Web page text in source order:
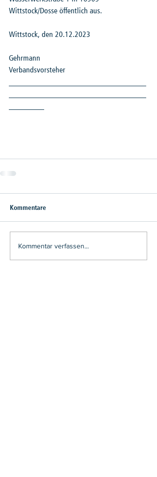
Wittstock/Dosse öffentlich aus.
Wittstock, den 20.12.2023
Gehrmann
Verbandsvorsteher
Kommentare
Kommentar verfassen...